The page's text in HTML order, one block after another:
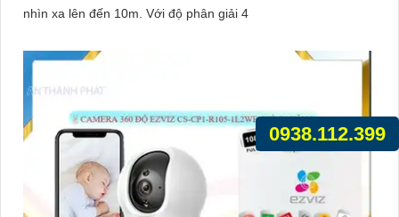
nhìn xa lên đến 10m. Với độ phân giải 4
0938.112.399